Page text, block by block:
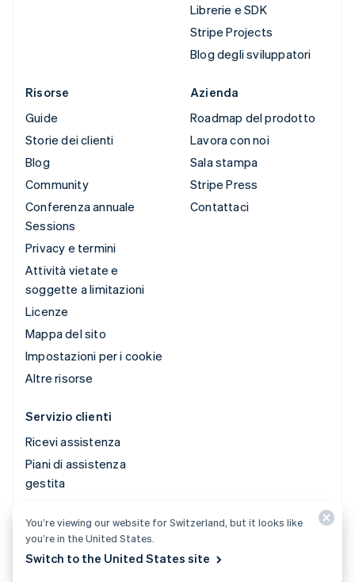
Librerie e SDK
Stripe Projects
Blog degli sviluppatori
Risorse
Guide
Storie dei clienti
Blog
Community
Conferenza annuale
Sessions
Privacy e termini
Attività vietate e
soggette a limitazioni
Licenze
Mappa del sito
Impostazioni per i cookie
Altre risorse
Azienda
Roadmap del prodotto
Lavora con noi
Sala stampa
Stripe Press
Contattaci
Servizio clienti
Ricevi assistenza
Piani di assistenza
gestita
© 2026 Stripe, LLC
You’re viewing our website for Switzerland, but it looks like
you’re in the United States.
Switch to the United States site